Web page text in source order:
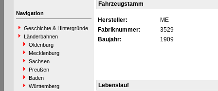
Navigation
Geschichte & Hintergründe
Länderbahnen
Oldenburg
Mecklenburg
Sachsen
Preußen
Baden
Württemberg
Fahrzeugstamm
Hersteller:
ME
Fabriknummer:
3529
Baujahr:
1909
Lebenslauf